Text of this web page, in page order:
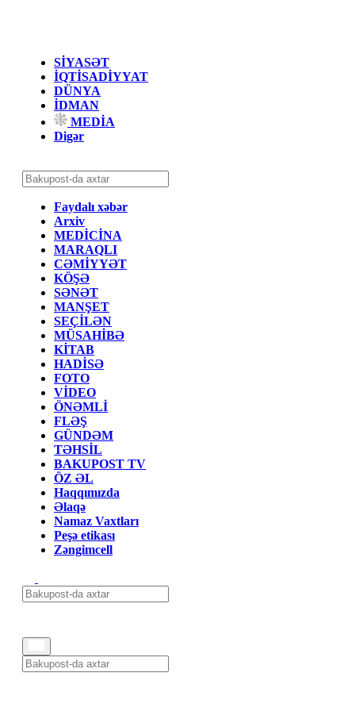
SİYASƏT
İQTİSADİYYAT
DÜNYA
İDMAN
MEDİA
Digər
Faydalı xəbər
Arxiv
MEDİCİNA
MARAQLI
CƏMİYYƏT
KÖŞƏ
SƏNƏT
MANŞET
SEÇİLƏN
MÜSAHİBƏ
KİTAB
HADİSƏ
FOTO
VİDEO
ÖNƏMLİ
FLƏŞ
GÜNDƏM
TƏHSİL
BAKUPOST TV
ÖZ ƏL
Haqqımızda
Əlaqə
Namaz Vaxtları
Peşə etikası
Zəngimcell